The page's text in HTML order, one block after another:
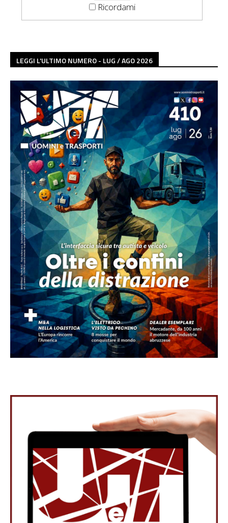
Ricordami
LEGGI L'ULTIMO NUMERO - LUG / AGO 2026